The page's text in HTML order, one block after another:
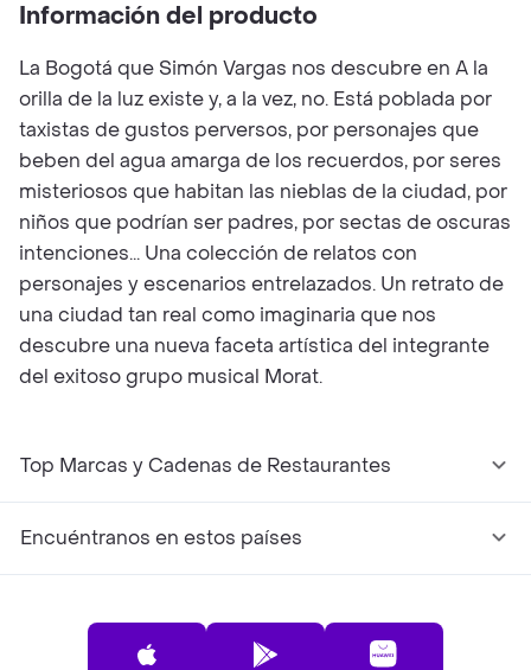
Información del producto
La Bogotá que Simón Vargas nos descubre en A la
orilla de la luz existe y, a la vez, no. Está poblada por
taxistas de gustos perversos, por personajes que
beben del agua amarga de los recuerdos, por seres
misteriosos que habitan las nieblas de la ciudad, por
niños que podrían ser padres, por sectas de oscuras
intenciones... Una colección de relatos con
personajes y escenarios entrelazados. Un retrato de
una ciudad tan real como imaginaria que nos
descubre una nueva faceta artística del integrante
del exitoso grupo musical Morat.
Top Marcas y Cadenas de Restaurantes
Encuéntranos en estos países